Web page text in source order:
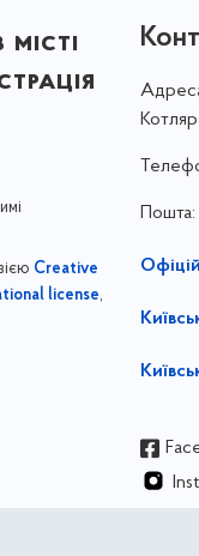
Creative
license,
Пошта: